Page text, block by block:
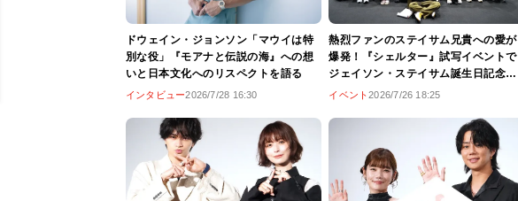
ドウェイン・ジョンソン「マウイは特
別な役」『モアナと伝説の海』への想
いと日本文化へのリスペクトを語る
インタビュー2026/7/28 16:30
熱烈ファンのステイサム兄貴への愛が
爆発！『シェルター』試写イベントで
ジェイソン・ステイサム誕生日記念
「第一回ステイサム・アカデミー賞」
イベント2026/7/26 18:25